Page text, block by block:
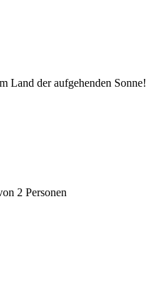
Land der aufgehenden Sonne!
2 Personen